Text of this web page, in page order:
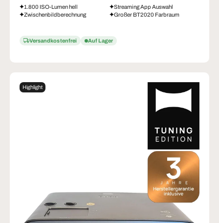
1.800 ISO-Lumen hell
Streaming App Auswahl
Zwischenbildberechnung
Großer BT2020 Farbraum
Versandkostenfrei Auf Lager
Highlight